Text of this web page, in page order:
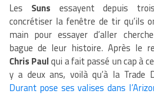
Les Suns essayent depuis
concrétiser la fenêtre de tir qu’ils
main pour essayer d’aller
bague de leur histoire. Après le
Chris Paulqui a fait passé un cap à
y a deux ans, voilà qu’à la Trade
Durant pose ses valises dans